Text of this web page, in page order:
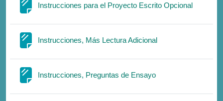
Instrucciones para el Proyecto Escrito OpcionalPage
Instrucciones, Más Lectura AdicionalPage
Instrucciones, Preguntas de EnsayoPage